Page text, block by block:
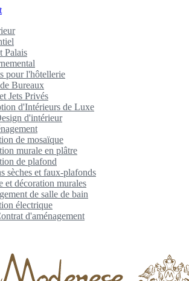
Palais
pour l'hôtellerie
Bureaux
Jets Privés
d'Intérieurs de Luxe
d'intérieur
de mosaïque
murale en plâtre
de plafond
sèches et faux-plafonds
et décoration murales
de salle de bain
électrique
d'aménagement